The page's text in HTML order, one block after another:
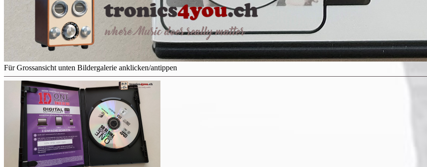
Für Grossansicht unten Bildergalerie anklicken/antippen